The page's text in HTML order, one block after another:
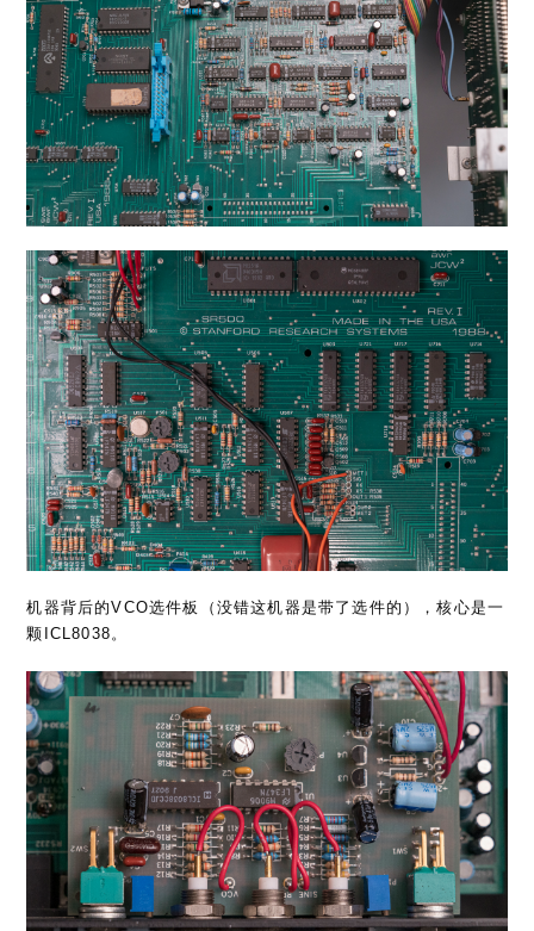
机器背后的VCO选件板（没错这机器是带了选件的），核心是一
颗ICL8038。
模拟指针表头后面贴了序列号标签。看到旁边的对外接口上对机
壳并联了一颗小电容。因为板子上不好安装大体积的散热器，所
以他们将LM317/337这2颗线性调整管飞线上去了，本体安装在